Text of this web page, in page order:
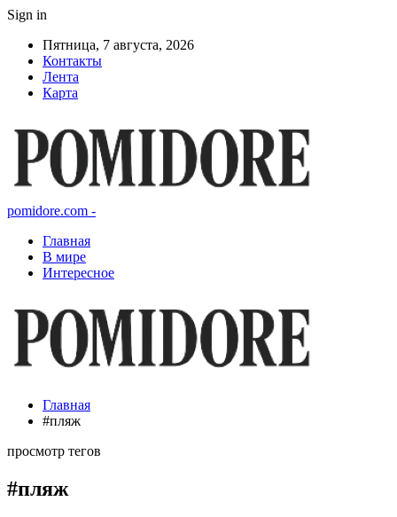
Sign in
Пятница, 7 августа, 2026
Контакты
Лента
Карта
pomidore.com -
Главная
В мире
Интересное
Главная
#пляж
просмотр тегов
#пляж